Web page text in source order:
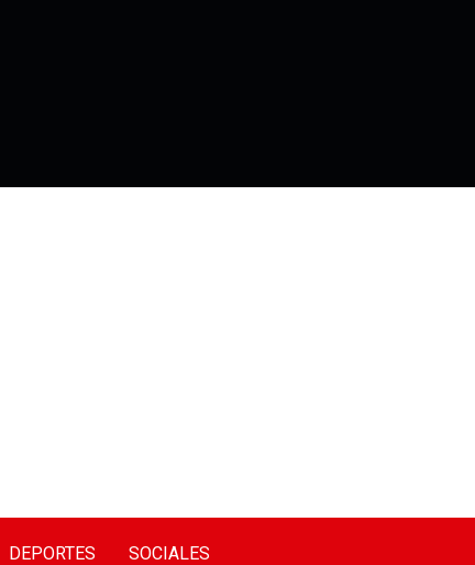
DEPORTES SOCIALES